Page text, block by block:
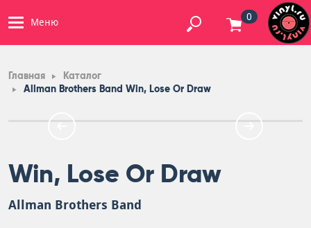
Меню 0
Главная
Каталог
Allman Brothers Band Win, Lose Or Draw
Win, Lose Or Draw
Allman Brothers Band